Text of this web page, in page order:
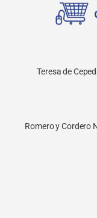
Teresa de
Romero y Cordero